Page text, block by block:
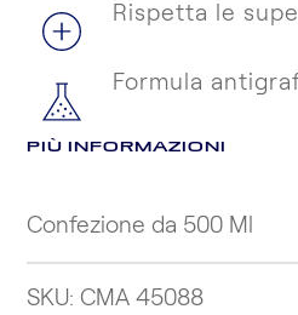
Rispetta le
Formula
PIÙ INFORMAZIONI
Confezione da 500 Ml
SKU: CMA 45088